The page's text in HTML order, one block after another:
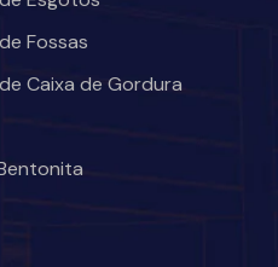
Fossas
Caixa de Gordura